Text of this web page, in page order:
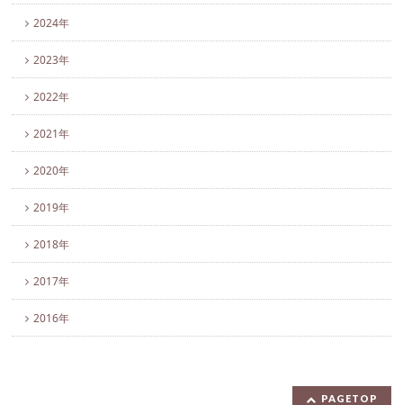
2024年
2023年
2022年
2021年
2020年
2019年
2018年
2017年
2016年
PAGETOP